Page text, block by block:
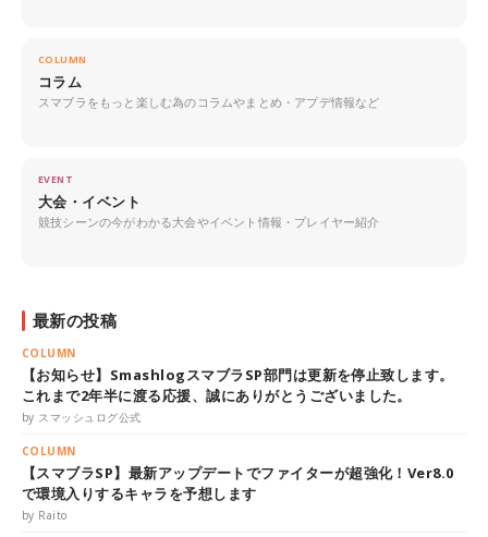
COLUMN
コラム
スマブラをもっと楽しむ為のコラムやまとめ・アプデ情報など
EVENT
大会・イベント
競技シーンの今がわかる大会やイベント情報・プレイヤー紹介
最新の投稿
COLUMN
【お知らせ】SmashlogスマブラSP部門は更新を停止致します。
これまで2年半に渡る応援、誠にありがとうございました。
by スマッシュログ公式
COLUMN
【スマブラSP】最新アップデートでファイターが超強化！Ver8.0
で環境入りするキャラを予想します
by Raito